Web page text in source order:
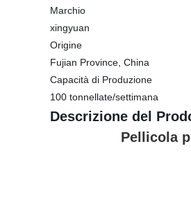
Marchio
xingyuan
Origine
Fujian Province, China
Capacità di Produzione
100 tonnellate/settimana
Descrizione del
Pellicola